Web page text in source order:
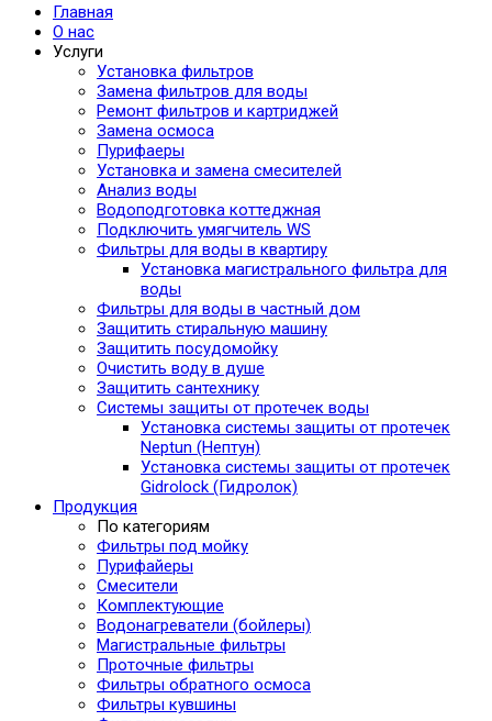
Главная
О нас
Услуги
Установка фильтров
Замена фильтров для воды
Ремонт фильтров и картриджей
Замена осмоса
Пурифаеры
Установка и замена смесителей
Анализ воды
Водоподготовка коттеджная
Подключить умягчитель WS
Фильтры для воды в квартиру
Установка магистрального фильтра для
воды
Фильтры для воды в частный дом
Защитить стиральную машину
Защитить посудомойку
Очистить воду в душе
Защитить сантехнику
Системы защиты от протечек воды
Установка системы защиты от протечек
Neptun (Нептун)
Установка системы защиты от протечек
Gidrolock (Гидролок)
Продукция
По категориям
Фильтры под мойку
Пурифайеры
Смесители
Комплектующие
Водонагреватели (бойлеры)
Магистральные фильтры
Проточные фильтры
Фильтры обратного осмоса
Фильтры кувшины